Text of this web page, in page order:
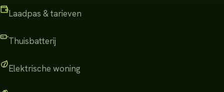
Laadpas & tarieven
Thuisbatterij
Elektrische woning